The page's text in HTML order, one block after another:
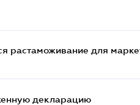
растаможивание для
декларацию